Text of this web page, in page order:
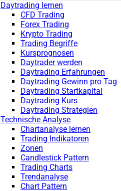
Daytrading lernen
CFD Trading
Forex Trading
Krypto Trading
Trading Begriffe
Kursprognosen
Daytrader werden
Daytrading Erfahrungen
Daytrading Gewinn pro Tag
Daytrading Startkapital
Daytrading Kurs
Daytrading Strategien
Technische Analyse
Chartanalyse lernen
Trading Indikatoren
Zonen
Candlestick Pattern
Trading Charts
Trendanalyse
Chart Pattern